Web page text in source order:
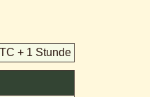
+ 1 Stunde